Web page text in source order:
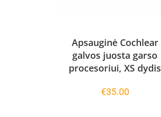
Apsauginė Cochlear
galvos juosta garso
procesoriui, XS dydis
€35.00